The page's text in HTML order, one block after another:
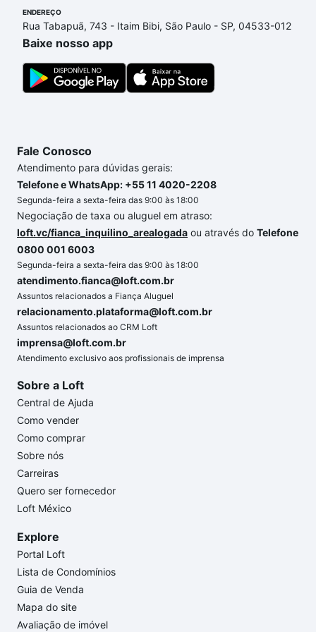
processo de compra, veja em nosso portal
custa comprar um apartamento e conte com a
gente para comprar o imóvel dos seus sonhos com
segurança e conforto. Loft, com você até as
chaves.
ENDEREÇO
Rua Tabapuã, 743 - Itaim Bibi, São Paulo - SP, 04533-012
Baixe nosso app
Fale Conosco
Atendimento para dúvidas gerais:
Telefone e WhatsApp: +55 11 4020-2208
Segunda-feira a sexta-feira das 9:00 às 18:00
Negociação de taxa ou aluguel em atraso:
loft.vc/fianca_inquilino_arealogada ou através do Telefone
0800 001 6003
Segunda-feira a sexta-feira das 9:00 às 18:00
atendimento.fianca@loft.com.br
Assuntos relacionados a Fiança Aluguel
relacionamento.plataforma@loft.com.br
Assuntos relacionados ao CRM Loft
imprensa@loft.com.br
Atendimento exclusivo aos profissionais de imprensa
Sobre a Loft
Central de Ajuda
Como vender
Como comprar
Sobre nós
Carreiras
Quero ser fornecedor
Loft México
Explore
Portal Loft
Lista de Condomínios
Guia de Venda
Mapa do site
Avaliação de imóvel